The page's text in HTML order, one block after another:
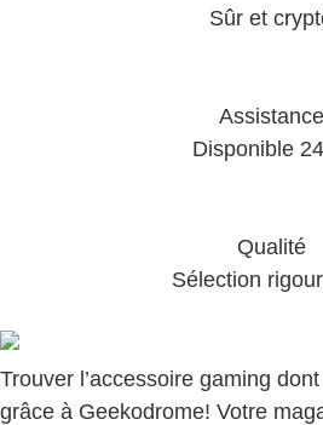
Sûr et
Assistance
Disponible
Qualité
Sélection
Trouver l’accessoire gaming
grâce à Geekodrome! Votre